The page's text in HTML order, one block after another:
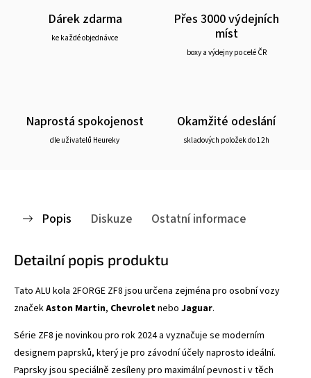
Dárek zdarma
ke každé objednávce
Přes 3000 výdejních
míst
boxy a výdejny po celé ČR
Naprostá spokojenost
dle uživatelů Heureky
Okamžité odeslání
skladových položek do 12h
Popis Diskuze Ostatní informace
Detailní popis produktu
Tato ALU kola 2FORGE ZF8 jsou určena zejména pro osobní vozy
značekAston Martin, Chevroletnebo Jaguar.
Série ZF8 je novinkou pro rok 2024 a vyznačuje se moderním
designem paprsků, který je pro závodní účely naprosto ideální.
Paprsky jsou speciálně zesíleny pro maximální pevnost i v těch